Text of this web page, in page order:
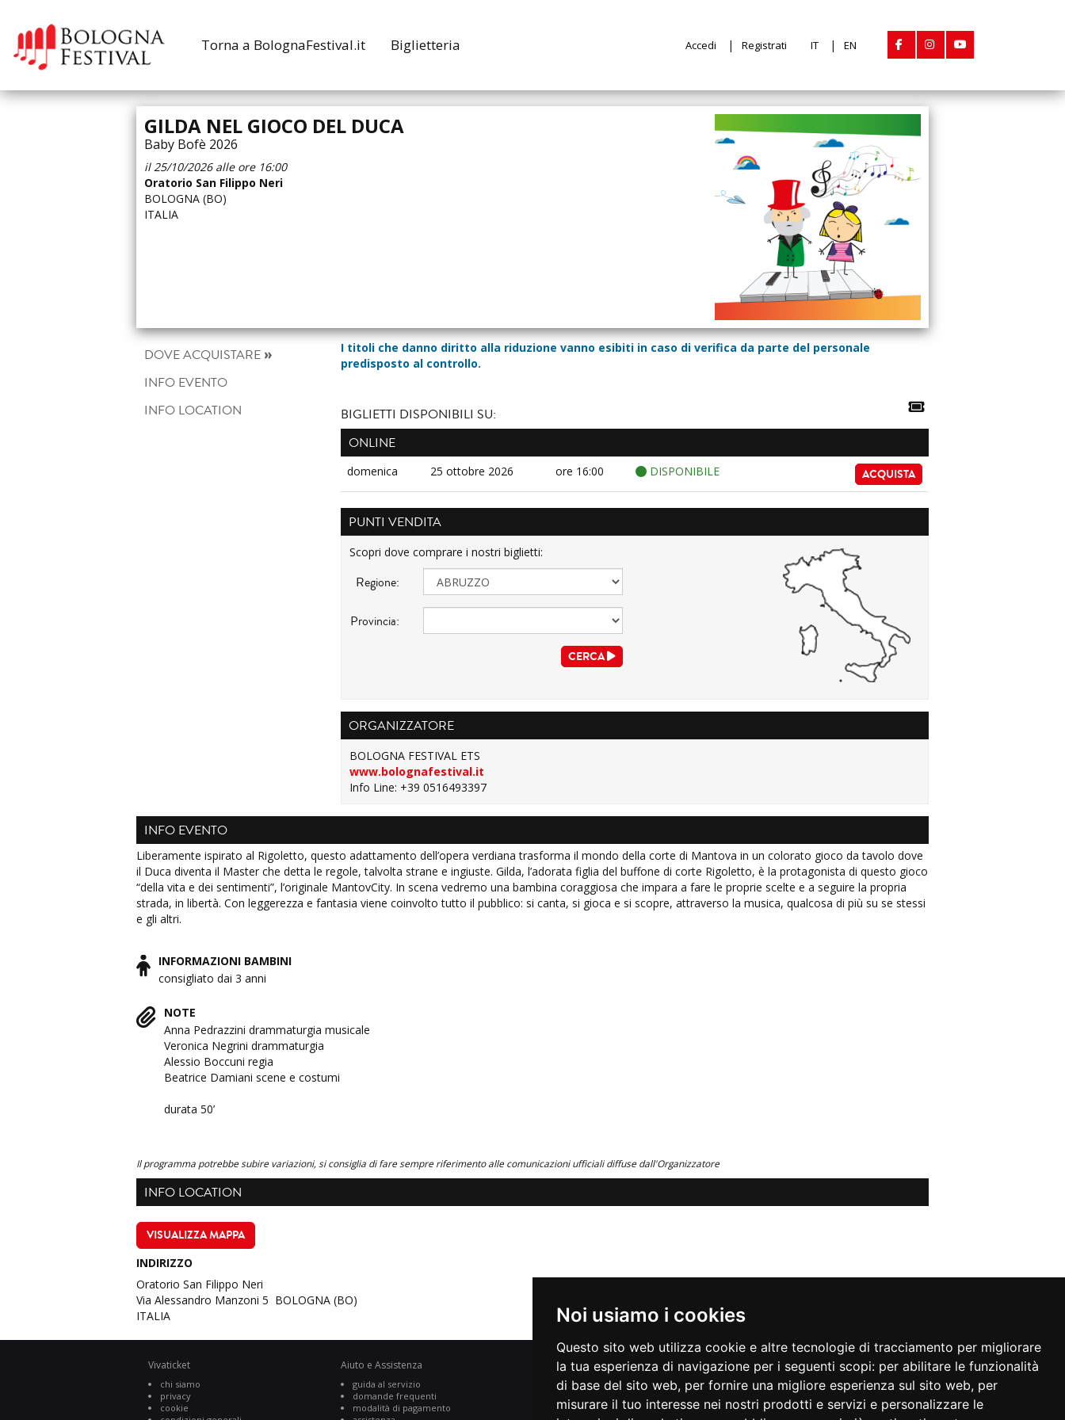
Noi usiamo i cookies
Questo sito web utilizza cookie e altre tecnologie di tracciamento per migliorare
la tua esperienza di navigazione per i seguenti scopi: per abilitare le funzionalità
di base del sito web, per fornire una migliore esperienza sul sito web, per
misurare il tuo interesse nei nostri prodotti e servizi e personalizzare le
Torna a BolognaFestival.it Biglietteria Accedi Registrati IT EN
GILDA NEL GIOCO DEL DUCA
Baby Bofè 2026
il 25/10/2026 alle ore 16:00
Oratorio San Filippo Neri
BOLOGNA (BO)
ITALIA
DOVE ACQUISTARE
INFO EVENTO
INFO LOCATION
I titoli che danno diritto alla riduzione vanno esibiti in caso di verifica da parte del personale
predisposto al controllo.
BIGLIETTI DISPONIBILI SU:
ONLINE
domenica 25 ottobre 2026 ore 16:00 DISPONIBILE ACQUISTA
PUNTI VENDITA
Scopri dove comprare i nostri biglietti:
Regione:
Provincia:
CERCA
ORGANIZZATORE
BOLOGNA FESTIVAL ETS
www.bolognafestival.it
Info Line: +39 0516493397
INFO EVENTO
Liberamente ispirato al Rigoletto, questo adattamento dell’opera verdiana trasforma il mondo della corte di Mantova in un colorato gioco da tavolo dove
il Duca diventa il Master che detta le regole, talvolta strane e ingiuste. Gilda, l’adorata figlia del buffone di corte Rigoletto, è la protagonista di questo gioco
“della vita e dei sentimenti”, l’originale MantovCity. In scena vedremo una bambina coraggiosa che impara a fare le proprie scelte e a seguire la propria
strada, in libertà. Con leggerezza e fantasia viene coinvolto tutto il pubblico: si canta, si gioca e si scopre, attraverso la musica, qualcosa di più su se stessi
e gli altri.
INFORMAZIONI BAMBINI
consigliato dai 3 anni
NOTE
Anna Pedrazzini drammaturgia musicale
Veronica Negrini drammaturgia
Alessio Boccuni regia
Beatrice Damiani scene e costumi
durata 50’
Il programma potrebbe subire variazioni, si consiglia di fare sempre riferimento alle comunicazioni ufficiali diffuse dall'Organizzatore
INFO LOCATION
VISUALIZZA MAPPA
INDIRIZZO
Oratorio San Filippo Neri
Via Alessandro Manzoni 5 BOLOGNA (BO)
ITALIA
Vivaticket
chi siamo
privacy
cookie
Aiuto e Assistenza
guida al servizio
domande frequenti
modalità di pagamento
VIVAforVoucher
scelta spettacoli in abbonamento
recupero prenotazioni